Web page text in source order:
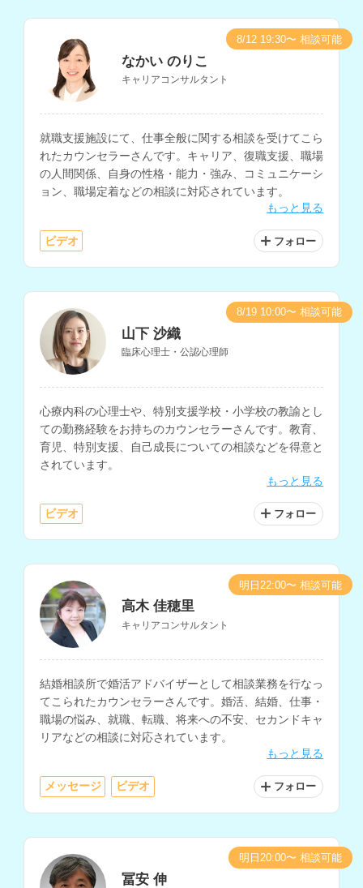
なかい のりこ
キャリアコンサルタント
就職支援施設にて、仕事全般に関する相談を受けてこら
れたカウンセラーさんです。キャリア、復職支援、職場
の人間関係、自身の性格・能力・強み、コミュニケーシ
ョン、職場定着などの相談に対応されています。
もっと見る
ビデオ フォロー
8/12 19:30〜 相談可能
山下 沙織
臨床心理士・公認心理師
心療内科の心理士や、特別支援学校・小学校の教諭とし
ての勤務経験をお持ちのカウンセラーさんです。教育、
育児、特別支援、自己成長についての相談などを得意と
されています。
もっと見る
ビデオ フォロー
8/19 10:00〜 相談可能
高木 佳穂里
キャリアコンサルタント
結婚相談所で婚活アドバイザーとして相談業務を行なっ
てこられたカウンセラーさんです。婚活、結婚、仕事・
職場の悩み、就職、転職、将来への不安、セカンドキャ
リアなどの相談に対応されています。
もっと見る
メッセージ ビデオ フォロー
明日22:00〜 相談可能
冨安 伸
明日20:00〜 相談可能